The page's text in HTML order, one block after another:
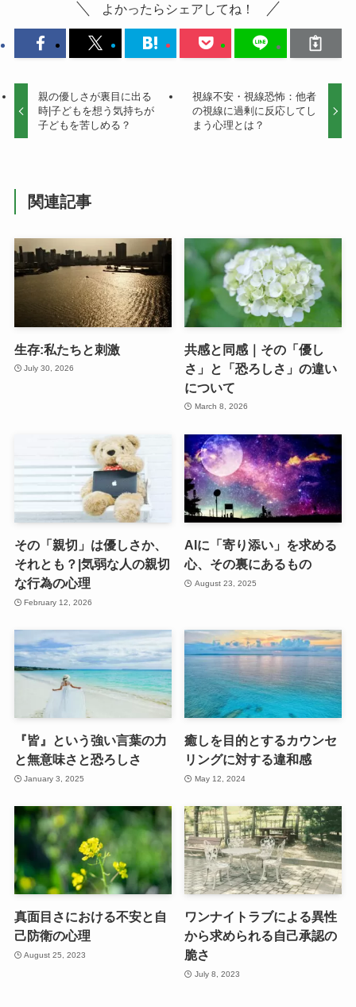
よかったらシェアしてね！
親の優しさが裏目に出る
時|子どもを想う気持ちが
子どもを苦しめる？
視線不安・視線恐怖：他者
の視線に過剰に反応してし
まう心理とは？
関連記事
生存:私たちと刺激
July 30, 2026
共感と同感｜その「優し
さ」と「恐ろしさ」の違い
について
March 8, 2026
その「親切」は優しさか、
それとも？|気弱な人の親切
な行為の心理
February 12, 2026
AIに「寄り添い」を求める
心、その裏にあるもの
August 23, 2025
『皆』という強い言葉の力
と無意味さと恐ろしさ
January 3, 2025
癒しを目的とするカウンセ
リングに対する違和感
May 12, 2024
真面目さにおける不安と自
己防衛の心理
August 25, 2023
ワンナイトラブによる異性
から求められる自己承認の
脆さ
July 8, 2023